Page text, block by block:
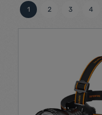
Oldal
1
Oldal
2
Oldal
3
Oldal
4